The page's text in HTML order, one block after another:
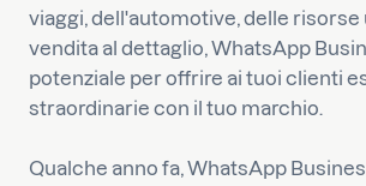
viaggi, dell'automotive, delle risorse
vendita al dettaglio, WhatsApp
potenziale per offrire ai tuoi clienti
straordinarie con il tuo marchio.
Qualche anno fa, WhatsApp